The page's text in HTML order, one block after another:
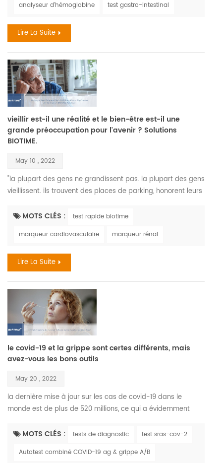
en fer est, en fait, une des troubles nutritionnels les plus
courants., il touche entre trois et cinq milliards d...
analyseur d'hémoglobine test gastro-intestinal
Lire La Suite
vieillir est-il une réalité et le bien-être est-il une
grande préoccupation pour l'avenir ? Solutions
BIOTIME.
May 10 , 2022
"la plupart des gens ne grandissent pas. la plupart des gens
vieillissent. ils trouvent des places de parking, honorent leurs
la maturité. comment ça est, vieillit. » —maya angelou.
complexe qui entraîne des changements dans tous les
MOTS CLÉS :
test rapide biotime
marqueur cardiovasculaire
marqueur rénal
Lire La Suite
le covid-19 et la grippe sont certes différents, mais
avez-vous les bons outils
May 20 , 2022
la dernière mise à jour sur les cas de covid-19 dans le
monde est de plus de 520 millions, ce qui a évidemment
accepté , a supprimé l'illusion de la domination de l'hôte et a
membres de la société - virus . sa corrélation avec la grippe
MOTS CLÉS : tests de diagnostic
test sras-cov-2
Autotest combiné COVID-19 ag & grippe A/B